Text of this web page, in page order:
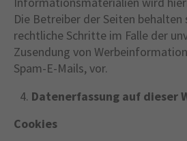
Die Betreiber der Seiten behalten
rechtliche Schritte im Falle der
Zusendung von
Spam-E-Mails, vor.
Datenerfassung auf dieser
Cookies